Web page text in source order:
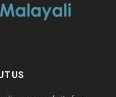
US